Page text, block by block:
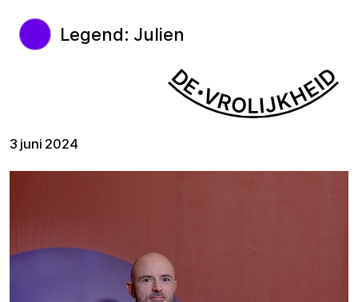
Legend: Julien
3 juni 2024